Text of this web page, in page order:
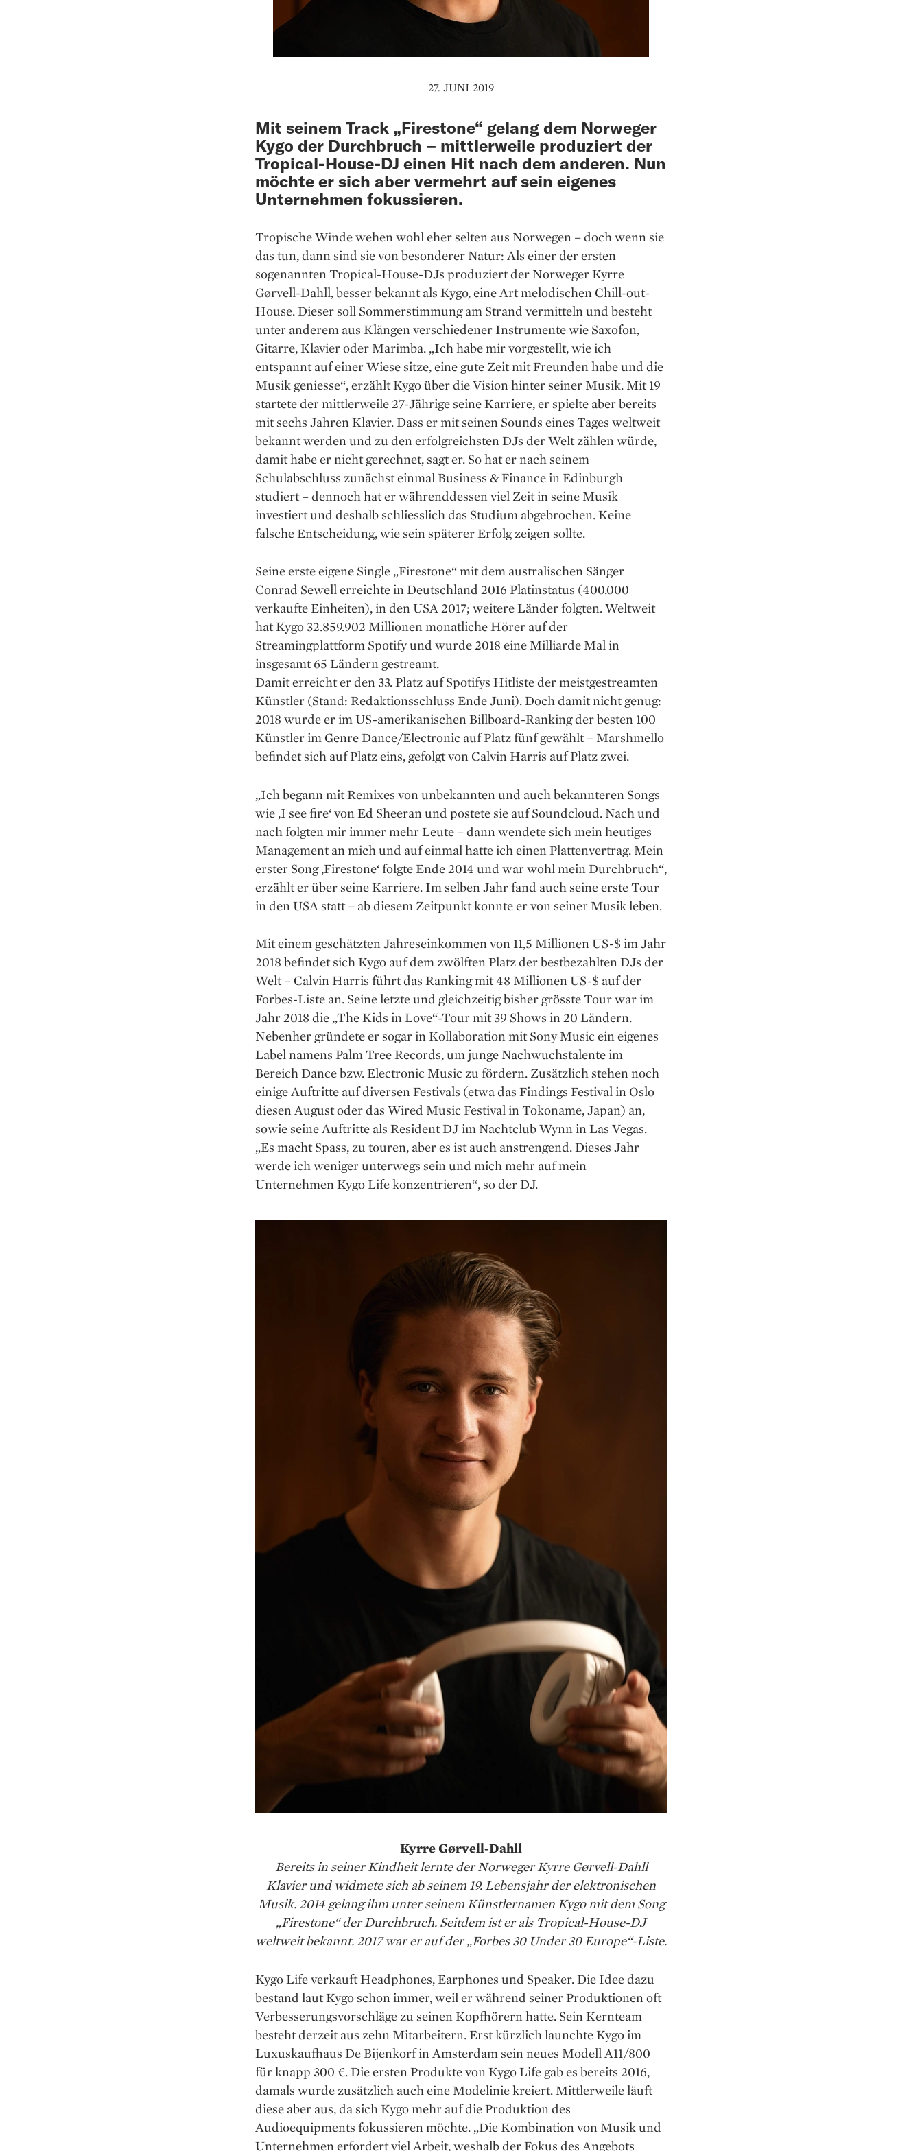
27. JUNI 2019
Mit seinem Track „Firestone“ gelang dem Norweger
Kygo der Durchbruch – mittlerweile produziert der
Tropical-House-DJ einen Hit nach dem anderen. Nun
möchte er sich aber vermehrt auf sein eigenes
Unternehmen fokussieren.
Tropische Winde wehen wohl eher selten aus Norwegen – doch wenn sie
das tun, dann sind sie von besonderer Natur: Als einer der ersten
sogenannten Tropical-House-DJs produziert der Norweger Kyrre
Gørvell-Dahll, besser bekannt als Kygo, eine Art melodischen Chill-out-
House. Dieser soll Sommer­stimmung am Strand vermitteln und besteht
unter anderem aus Klängen verschiedener Instrumente wie ­Saxofon,
Gitarre, Klavier oder Marimba. „Ich habe mir vorgestellt, wie ich
entspannt auf einer Wiese sitze, eine gute Zeit mit Freunden habe und die
Musik geniesse“, erzählt Kygo über die Vision hinter seiner Musik. Mit 19
startete der mittlerweile 27-Jährige seine Karriere, er spielte aber bereits
mit sechs Jahren Klavier. Dass er mit seinen Sounds eines Tages weltweit
bekannt werden und zu den erfolgreichsten DJs der Welt zählen würde,
damit habe er nicht gerechnet, sagt er. So hat er nach seinem
Schulabschluss zunächst einmal Business & Finance in Edinburgh
studiert – dennoch hat er währenddessen viel Zeit in seine Musik
investiert und deshalb schliesslich das Studium abgebrochen. Keine
falsche Entscheidung, wie sein späterer Erfolg zeigen sollte.
Seine erste eigene Single ­„Firestone“ mit dem australischen Sänger
Conrad Sewell ­erreichte in Deutschland 2016 ­Platinstatus (400.000
verkaufte Einheiten), in den USA 2017; weitere Länder folgten. Weltweit
hat Kygo 32.859.902 Millionen monat­liche Hörer auf der
Streamingplattform Spotify und wurde 2018 eine Milliarde Mal in
insgesamt 65 Ländern gestreamt.
Damit erreicht er den 33. Platz auf Spotifys Hitliste der meistgestreamten
Künstler (Stand: Redaktionsschluss Ende Juni). Doch damit nicht genug:
2018 wurde er im US-amerikanischen Billboard-Ranking der besten 100
Künstler im Genre Dance/Electronic auf Platz fünf gewählt – Marshmello
befindet sich auf Platz eins, gefolgt von Calvin Harris auf Platz zwei.
„Ich begann mit Remixes von unbekannten und auch bekannteren Songs
wie ,I see fire‘ von Ed Sheeran und postete sie auf Soundcloud. Nach und
nach folgten mir immer mehr Leute – dann wendete sich mein heutiges
Management an mich und auf einmal hatte ich einen Plattenvertrag. Mein
erster Song ,Fire­stone‘ folgte Ende 2014 und war wohl mein Durchbruch“,
erzählt er über seine Karriere. Im selben Jahr fand auch seine erste Tour
in den USA statt – ab diesem Zeitpunkt konnte er von seiner Musik leben.
Mit einem geschätzten Jahreseinkommen von 11,5 Millionen US-$ im Jahr
2018 befindet sich Kygo auf dem zwölften Platz der bestbezahlten DJs der
Welt – Calvin Harris führt das Ranking mit 48 Millionen US-$ auf der
Forbes-Liste an. Seine letzte und gleichzeitig bisher grösste Tour war im
Jahr 2018 die „The Kids in Love“-Tour mit 39 Shows in 20 Ländern.
Nebenher gründete er sogar in Kollaboration mit Sony Music ein eigenes
Label namens Palm Tree Records, um junge Nachwuchstalente im
Bereich Dance bzw. Electronic Music zu fördern. Zusätzlich stehen noch
einige Auftritte auf diversen Festivals (etwa das Findings Festival in Oslo
diesen August oder das Wired Music Festival in Tokoname, Japan) an,
sowie seine Auftritte als Resident DJ im Nachtclub Wynn in Las Vegas.
„Es macht Spass, zu touren, aber es ist auch anstrengend. Dieses Jahr
werde ich weniger unterwegs sein und mich mehr auf mein
Unternehmen Kygo Life konzentrieren“, so der DJ.
Kyrre Gørvell-Dahll
Bereits in seiner Kindheit lernte der Norweger Kyrre Gørvell-Dahll
Klavier und widmete sich ab seinem 19. Lebensjahr der elektronischen
Musik. 2014 gelang ihm unter seinem Künstlernamen Kygo mit dem Song
„Firestone“ der Durchbruch. Seitdem ist er als Tropical-House-DJ
weltweit bekannt. 2017 war er auf der „Forbes 30 Under 30 Europe“-Liste.
Kygo Life verkauft Headphones, Earphones und Speaker. Die Idee dazu
bestand laut Kygo schon immer, weil er während seiner Produktionen oft
Verbesserungsvorschläge zu seinen Kopfhörern hatte. Sein Kernteam
besteht derzeit aus zehn Mitarbeitern. Erst kürzlich launchte Kygo im
Luxuskaufhaus De Bijenkorf in Amsterdam sein neues Modell A11/800
für knapp 300 €. Die ersten Produkte von Kygo Life gab es bereits 2016,
damals wurde zusätzlich auch eine Modelinie kreiert. Mittlerweile läuft
diese aber aus, da sich Kygo mehr auf die Produktion des
Audioequipments fokussieren möchte. „Die Kombination von Musik und
Unternehmen erfordert viel Arbeit, weshalb der Fokus des Angebots